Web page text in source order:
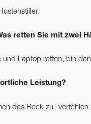
retten Sie mit zwei
und Laptop retten, bin
Leistung?
das Reck zu -